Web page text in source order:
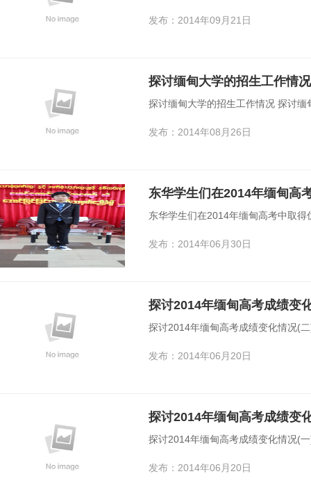
发布：2014年09月21日
探讨缅甸大学的招生工作情况 探讨
发布：2014年08月26日
东华学生们在2014年缅甸高
东华学生们在2014年缅甸高考中取
发布：2014年06月30日
探讨2014年缅甸高考成绩变
探讨2014年缅甸高考成绩变化情况(
发布：2014年06月20日
探讨2014年缅甸高考成绩变
探讨2014年缅甸高考成绩变化情况(
发布：2014年06月20日